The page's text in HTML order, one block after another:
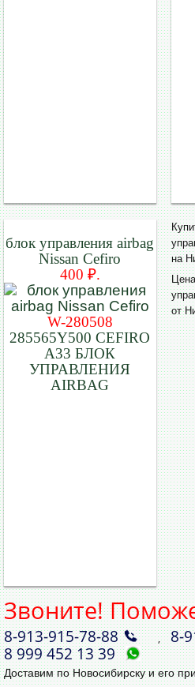
блок управления airbag
Nissan Cefiro
400 ₽.
W-280508
285565Y500 CEFIRO
A33 БЛОК
УПРАВЛЕНИЯ
AIRBAG
на
от
Звоните!
8‑913‑915‑78‑88 ,
8 999 452 13 39
Доставим по Новосибирску и его